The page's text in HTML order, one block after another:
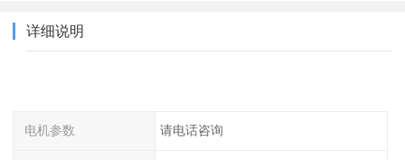
详细说明
电机参数 请电话咨询